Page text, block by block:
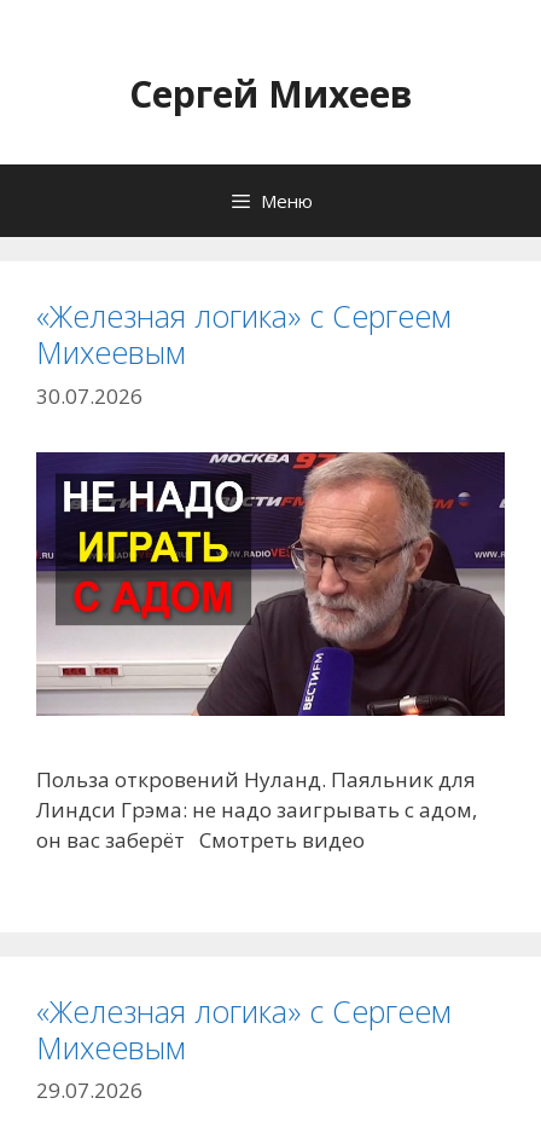
содержимомуСергей Михеев
Меню
«Железная логика» с Сергеем
Михеевым
30.07.2026
Польза откровений Нуланд. Паяльник для
Линдси Грэма: не надо заигрывать с адом,
он вас заберёт Смотреть видео
«Железная логика» с Сергеем
Михеевым
29.07.2026